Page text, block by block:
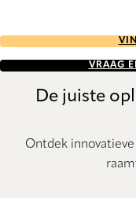
VRAAG
De juiste
Ontdek